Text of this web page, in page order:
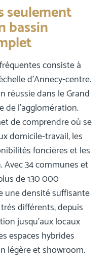
seulement
bassin
consiste à
d’Annecy-centre.
réussie dans le Grand
de l’agglomération.
de comprendre où se
domicile-travail, les
foncières et les
34 communes et
de 130 000
une densité suffisante
différents, depuis
jusqu’aux locaux
espaces hybrides
légère et showroom.